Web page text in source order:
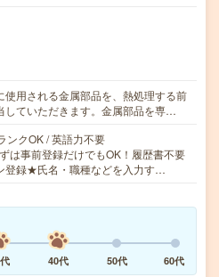
使用される金属部品を、熱処理する前
していただきます。金属部品を専…
ンクOK / 英語力不要
は事前登録だけでもOK！履歴書不要
登録★氏名・職種などを入力す…
40代 50代 60代